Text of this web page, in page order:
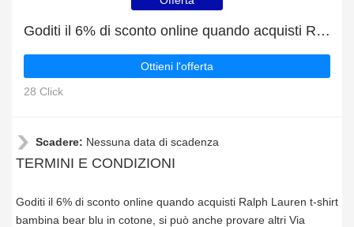
Goditi il 6% di sconto online quando acquisti Ralph Lauren t-shirt bambina bear blu in cotone
Ottieni l'offerta
28 Click
Scadere: Nessuna data di scadenza
TERMINI E CONDIZIONI
Goditi il 6% di sconto online quando acquisti Ralph Lauren t-shirt
bambina bear blu in cotone, si può anche provare altri Via